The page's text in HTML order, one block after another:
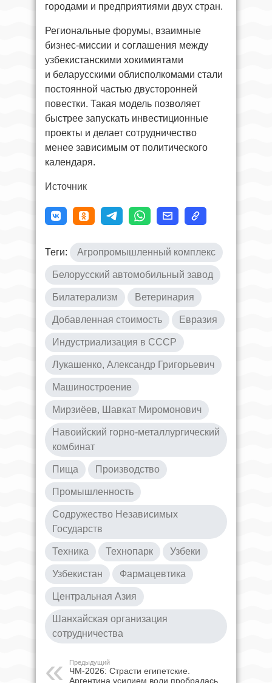
городами и предприятиями двух стран.
Региональные форумы, взаимные
бизнес-миссии и соглашения между
узбекистанскими хокимиятами
и беларусскими облисполкомами стали
постоянной частью двусторонней
повестки. Такая модель позволяет
быстрее запускать инвестиционные
проекты и делает сотрудничество
менее зависимым от политического
календаря.
Источник
Теги: Агропромышленный комплекс
Белорусский автомобильный завод
Билатерализм Ветеринария
Добавленная стоимость Евразия
Индустриализация в СССР
Лукашенко, Александр Григорьевич
Машиностроение
Мирзиёев, Шавкат Миромонович
Навоийский горно-металлургический
комбинат
Пища Производство
Промышленность
Содружество Независимых
Государств
Техника Технопарк Узбеки
Узбекистан Фармацевтика
Центральная Азия
Шанхайская организация
сотрудничества
Предыдущий
ЧМ-2026: Страсти египетские.
Аргентина усилием воли пробралась